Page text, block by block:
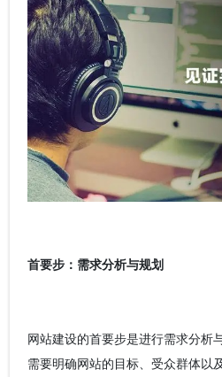
首要步：需求分析与规划
网站建设的首要步是进行需求分析
需要明确网站的目标、受众群体以